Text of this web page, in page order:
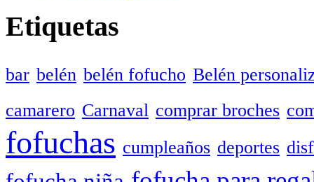
Etiquetas
bar belén belén fofucho Belén
camarero Carnaval comprar broches
fofuchas cumpleaños deportes